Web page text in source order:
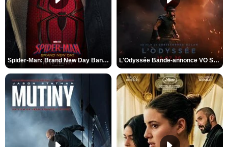
Spider-Man: Brand New Day Bande-annonce VO STFR L'Odyssée Bande-annonce VO STFR